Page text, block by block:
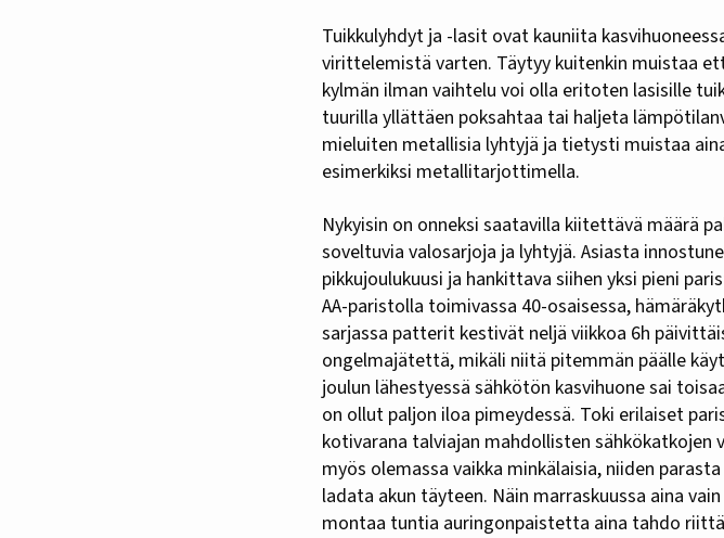
Tuikkulyhdyt ja -lasit ovat kauniita
virittelemistä varten. Täytyy kuitenkin muistaa
kylmän ilman vaihtelu voi olla eritoten lasisille
tuurilla yllättäen poksahtaa tai haljeta
mieluiten metallisia lyhtyjä ja tietysti muistaa
esimerkiksi metallitarjottimella.
Nykyisin on onneksi saatavilla kiitettävä määrä
soveltuvia valosarjoja ja lyhtyjä. Asiasta
pikkujoulukuusi ja hankittava siihen yksi pieni
AA-paristolla toimivassa 40-osaisessa,
sarjassa patterit kestivät neljä viikkoa 6h
ongelmajätettä, mikäli niitä pitemmän päälle
joulun lähestyessä sähkötön kasvihuone sai
on ollut paljon iloa pimeydessä. Toki erilaiset
kotivarana talviajan mahdollisten sähkökatkojen
myös olemassa vaikka minkälaisia, niiden
ladata akun täyteen. Näin marraskuussa aina
montaa tuntia auringonpaistetta aina tahdo